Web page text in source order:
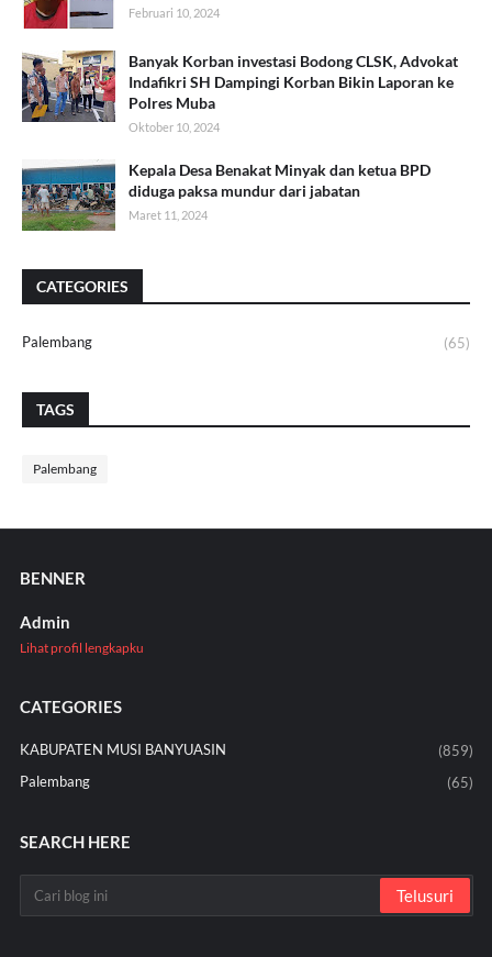
Februari 10, 2024
Banyak Korban investasi Bodong CLSK, Advokat
Indafikri SH Dampingi Korban Bikin Laporan ke
Polres Muba
Oktober 10, 2024
Kepala Desa Benakat Minyak dan ketua BPD
diduga paksa mundur dari jabatan
Maret 11, 2024
CATEGORIES
Palembang (65)
TAGS
Palembang
BENNER
Admin
Lihat profil lengkapku
CATEGORIES
KABUPATEN MUSI BANYUASIN
(859)
Palembang
(65)
SEARCH HERE